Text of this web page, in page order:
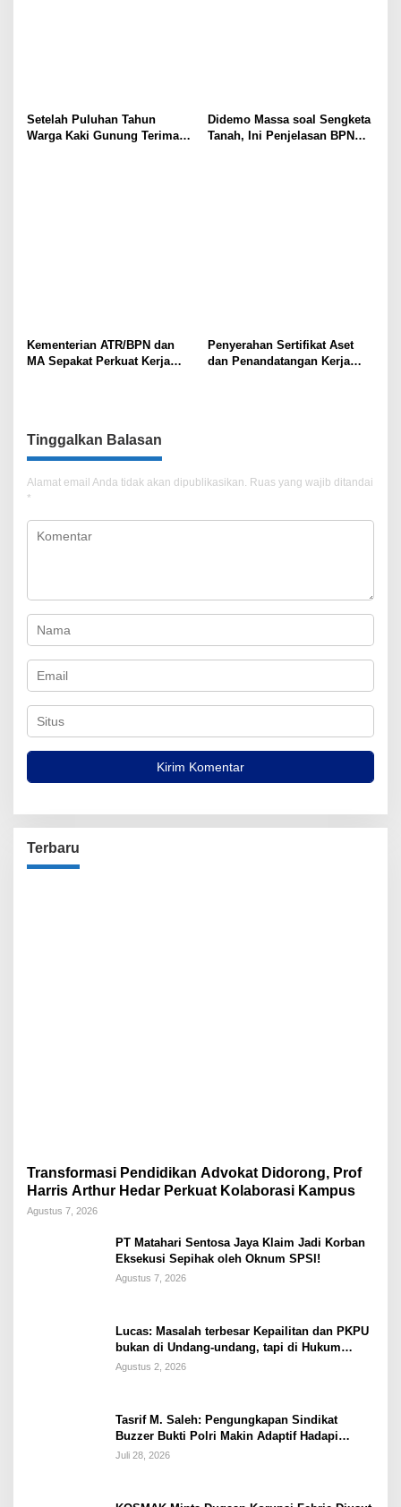
Setelah Puluhan Tahun
Warga Kaki Gunung Terima
Didemo Massa soal Sengketa
Tanah, Ini Penjelasan BPN
Kementerian ATR/BPN dan
MA Sepakat Perkuat Kerja
Penyerahan Sertifikat Aset
dan Penandatangan Kerja
Tinggalkan Balasan
Alamat email Anda tidak akan dipublikasikan. Ruas yang wajib ditandai
*
Terbaru
Transformasi Pendidikan Advokat Didorong, Prof
Harris Arthur Hedar Perkuat Kolaborasi Kampus
Agustus 7, 2026
PT Matahari Sentosa Jaya Klaim Jadi Korban
Eksekusi Sepihak oleh Oknum SPSI!
Agustus 7, 2026
Lucas: Masalah terbesar Kepailitan dan PKPU
bukan di Undang-undang, tapi di Hukum
Acara!!!
Agustus 2, 2026
Tasrif M. Saleh: Pengungkapan Sindikat
Buzzer Bukti Polri Makin Adaptif Hadapi
Kejahatan Digital
Juli 28, 2026